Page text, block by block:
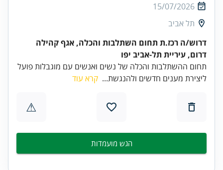
15/07/2026
תל אביב
דרוש/ה רכז.ת תחום השתלבות והכלה, אגף קהילה
דרום, עיריית תל-אביב יפו
תחום ההשתלבות והכלה של נשים ואנשים עם מוגבלות פועל
ליצירת מענים חדשים ולהנגשת... קרא עוד
⚠
הגש מועמדות